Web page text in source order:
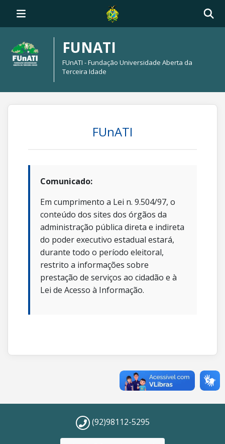
FUNATI
FUnATI - Fundação Universidade Aberta da
Terceira Idade
FUnATI
Comunicado:
Em cumprimento a Lei n. 9.504/97, o
conteúdo dos sites dos órgãos da
administração pública direta e indireta
do poder executivo estadual estará,
durante todo o período eleitoral,
restrito a informações sobre
prestação de serviços ao cidadão e à
Lei de Acesso à Informação.
(92)98112-5295